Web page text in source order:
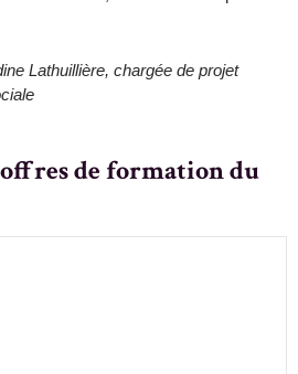
Lathuillière, chargée de projet
de formation du